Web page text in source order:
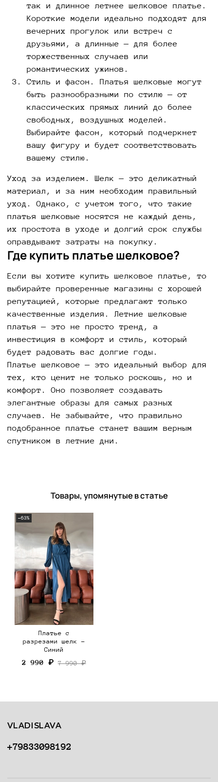
так и длинное летнее шелковое платье.
Короткие модели идеально подходят для
вечерних прогулок или встреч с
друзьями, а длинные — для более
торжественных случаев или
романтических ужинов.
Стиль и фасон. Платья шелковые могут
быть разнообразными по стилю — от
классических прямых линий до более
свободных, воздушных моделей.
Выбирайте фасон, который подчеркнет
вашу фигуру и будет соответствовать
вашему стилю.
Уход за изделием. Шелк — это деликатный
материал, и за ним необходим правильный
уход. Однако, с учетом того, что такие
платья шелковые носятся не каждый день,
их простота в уходе и долгий срок службы
оправдывают затраты на покупку.
Где купить платье шелковое?
Если вы хотите купить шелковое платье, то
выбирайте проверенные магазины с хорошей
репутацией, которые предлагают только
качественные изделия. Летние шелковые
платья — это не просто тренд, а
инвестиция в комфорт и стиль, который
будет радовать вас долгие годы.
Платье шелковое — это идеальный выбор для
тех, кто ценит не только роскошь, но и
комфорт. Оно позволяет создавать
элегантные образы для самых разных
случаев. Не забывайте, что правильно
подобранное платье станет вашим верным
спутником в летние дни.
Товары, упомянутые в статье
-63%
Платье с
разрезами шелк -
Синий
2 990 ₽ 7 990 ₽
+79833098192
VLADISLAVA